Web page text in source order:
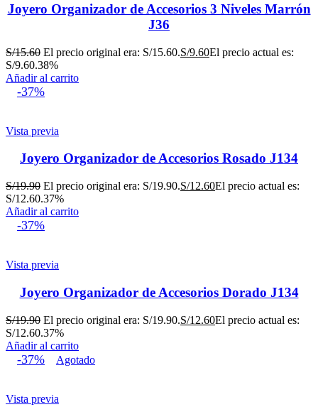
Joyero Organizador de Accesorios 3 Niveles Marrón
J36
S/15.60 El precio original era: S/15.60.S/9.60El precio actual es:
S/9.60.38%
Añadir al carrito
-37%
Vista previa
Joyero Organizador de Accesorios Rosado J134
S/19.90 El precio original era: S/19.90.S/12.60El precio actual es:
S/12.60.37%
Añadir al carrito
-37%
Vista previa
Joyero Organizador de Accesorios Dorado J134
S/19.90 El precio original era: S/19.90.S/12.60El precio actual es:
S/12.60.37%
Añadir al carrito
-37% Agotado
Vista previa